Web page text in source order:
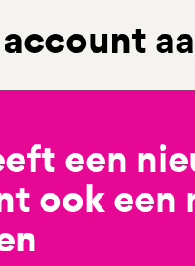
een
ook een